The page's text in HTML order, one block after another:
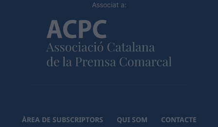
Associat a:
ÀREA DE SUBSCRIPTORS QUI SOM
CONTACTE